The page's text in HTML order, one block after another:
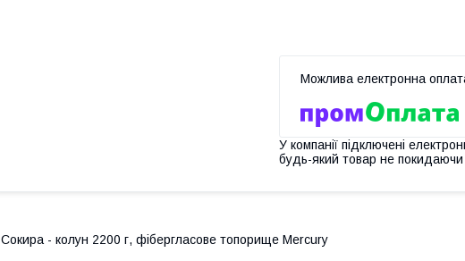
У компанії підключені
будь-який товар не покидаючи
Сокира - колун 2200 г, фібергласове топорище Mercury